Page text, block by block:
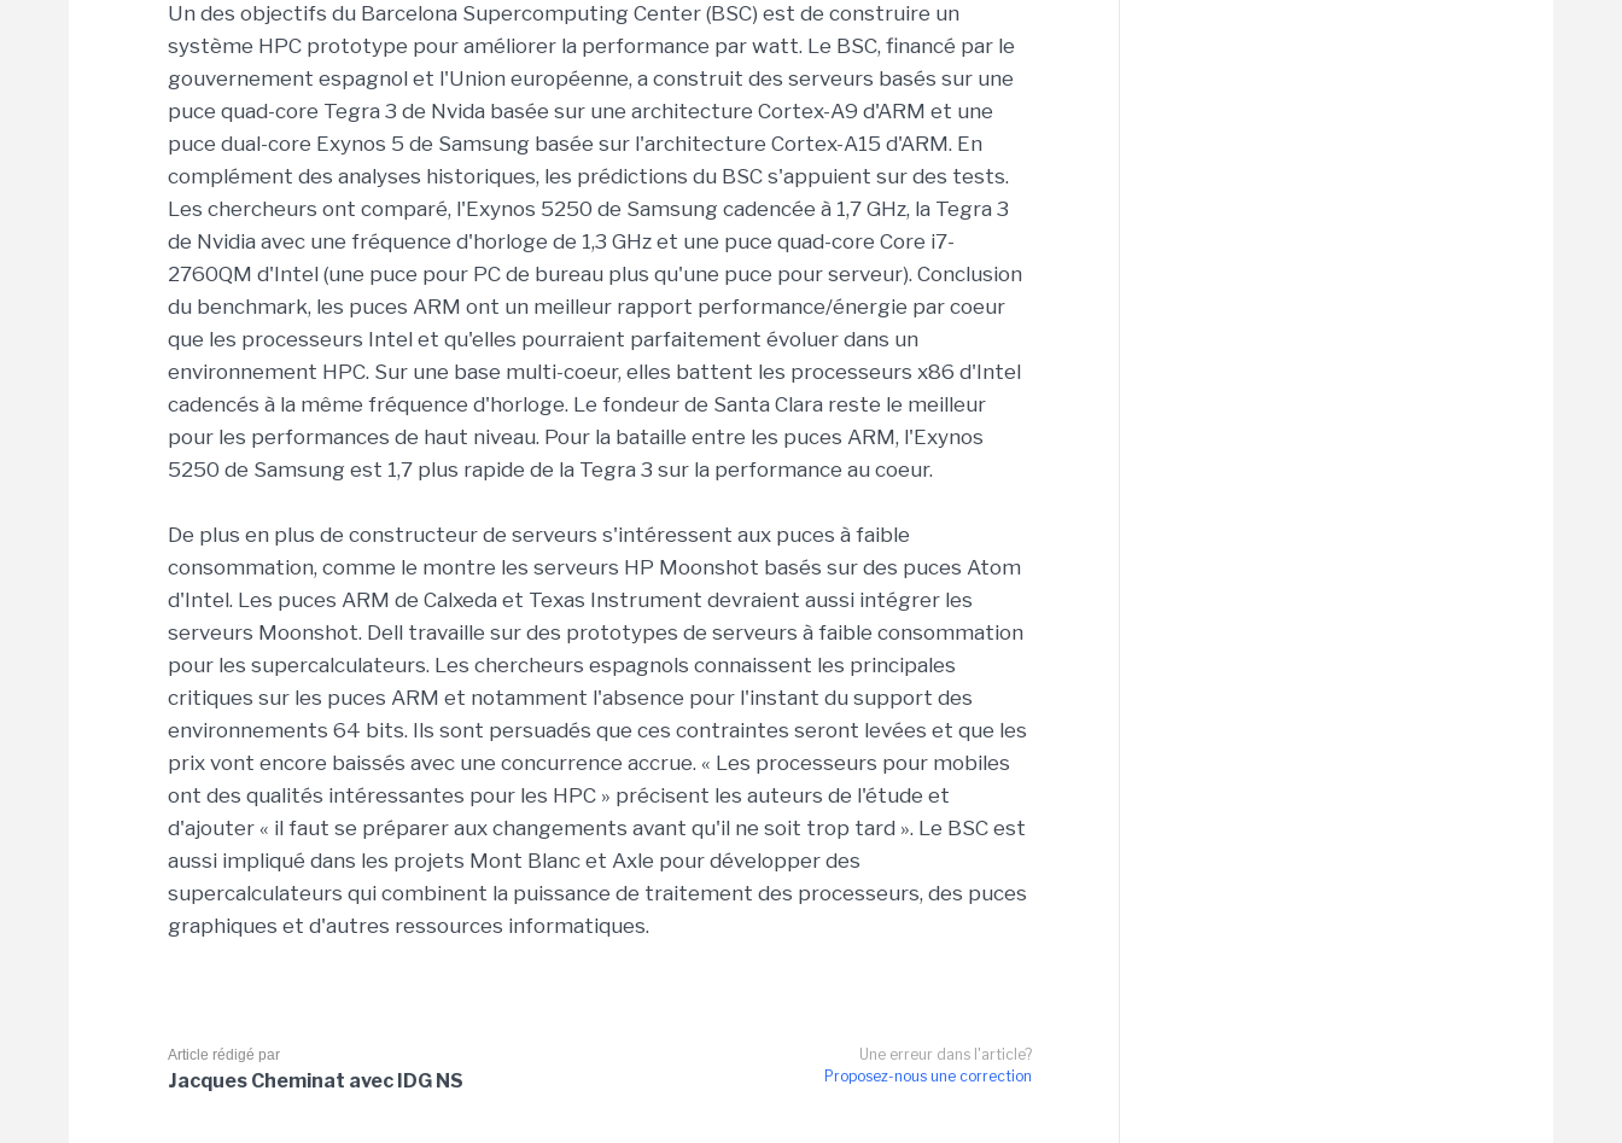
Un des objectifs du Barcelona Supercomputing Center (BSC) est de construire un
système HPC prototype pour améliorer la performance par watt. Le BSC, financé par le
gouvernement espagnol et l'Union européenne, a construit des serveurs basés sur une
puce quad-core Tegra 3 de Nvida basée sur une architecture Cortex-A9 d'ARM et une
puce dual-core Exynos 5 de Samsung basée sur l'architecture Cortex-A15 d'ARM. En
complément des analyses historiques, les prédictions du BSC s'appuient sur des tests.
Les chercheurs ont comparé, l'Exynos 5250 de Samsung cadencée à 1,7 GHz, la Tegra 3
de Nvidia avec une fréquence d'horloge de 1,3 GHz et une puce quad-core Core i7-
2760QM d'Intel (une puce pour PC de bureau plus qu'une puce pour serveur). Conclusion
du benchmark, les puces ARM ont un meilleur rapport performance/énergie par coeur
que les processeurs Intel et qu'elles pourraient parfaitement évoluer dans un
environnement HPC. Sur une base multi-coeur, elles battent les processeurs x86 d'Intel
cadencés à la même fréquence d'horloge. Le fondeur de Santa Clara reste le meilleur
pour les performances de haut niveau. Pour la bataille entre les puces ARM, l'Exynos
5250 de Samsung est 1,7 plus rapide de la Tegra 3 sur la performance au coeur.
De plus en plus de constructeur de serveurs s'intéressent aux puces à faible
consommation, comme le montre les serveurs HP Moonshot basés sur des puces Atom
d'Intel. Les puces ARM de Calxeda et Texas Instrument devraient aussi intégrer les
serveurs Moonshot. Dell travaille sur des prototypes de serveurs à faible consommation
pour les supercalculateurs. Les chercheurs espagnols connaissent les principales
critiques sur les puces ARM et notamment l'absence pour l'instant du support des
environnements 64 bits. Ils sont persuadés que ces contraintes seront levées et que les
prix vont encore baissés avec une concurrence accrue. « Les processeurs pour mobiles
ont des qualités intéressantes pour les HPC » précisent les auteurs de l'étude et
d'ajouter « il faut se préparer aux changements avant qu'il ne soit trop tard ». Le BSC est
aussi impliqué dans les projets Mont Blanc et Axle pour développer des
supercalculateurs qui combinent la puissance de traitement des processeurs, des puces
graphiques et d'autres ressources informatiques.
Une erreur dans l'article?
Proposez-nous une correction
Article rédigé par
Jacques Cheminat avec IDG NS